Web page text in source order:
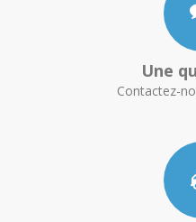
Une
Contactez-